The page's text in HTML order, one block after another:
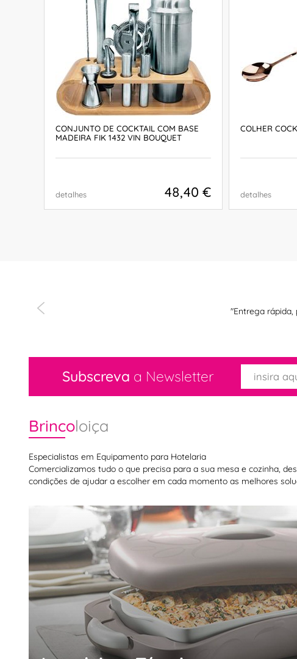
CONJUNTO DE COCKTAIL COM BASE
MADEIRA FIK 1432 VIN BOUQUET
detalhes 48,40 €
COLHER
detalhes
"Entrega
Subscreva a Newsletter
Brincoloiça
Especialistas em Equipamento para Hotelaria
Comercializamos tudo o que precisa para a sua mesa e cozinha,
condições de ajudar a escolher em cada momento as melhores